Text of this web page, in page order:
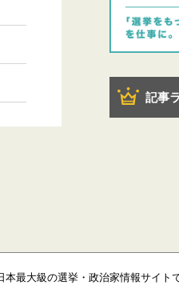
記事
本最大級の選挙・政治家情報サイト